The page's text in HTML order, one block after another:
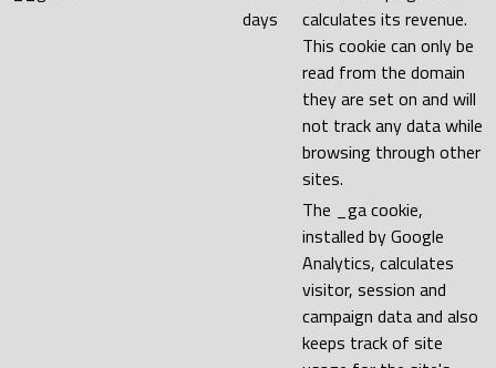
days
calculates its revenue.
This cookie can only be
read from the domain
they are set on and will
not track any data while
browsing through other
sites.
The _ga cookie,
installed by Google
Analytics, calculates
visitor, session and
campaign data and also
keeps track of site